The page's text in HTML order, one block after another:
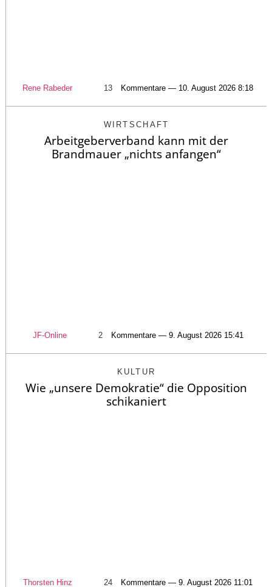
Rene Rabeder 13 Kommentare — 10. August 2026 8:18
WIRTSCHAFT
Arbeitgeberverband kann mit der
Brandmauer „nichts anfangen“
JF-Online 2 Kommentare — 9. August 2026 15:41
KULTUR
Wie „unsere Demokratie“ die Opposition
schikaniert
Thorsten Hinz 24 Kommentare — 9. August 2026 11:01